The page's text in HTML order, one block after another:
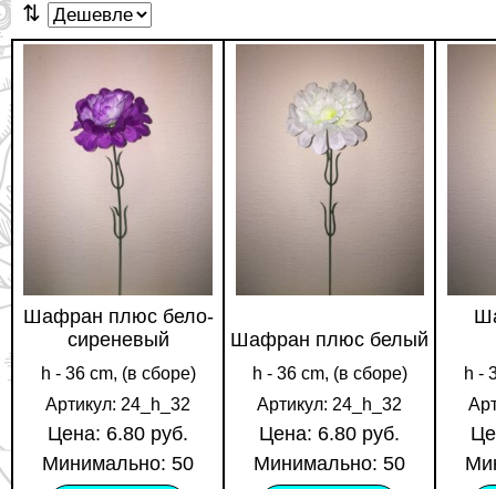
⇅
Шафран плюс бело-
сиреневый
h - 36 cm, (в сборе)
Артикул: 24_h_32
Цена: 6.80 руб.
Минимально: 50
Шафран плюс белый
h - 36 cm, (в сборе)
Артикул: 24_h_32
Цена: 6.80 руб.
Минимально: 50
h -